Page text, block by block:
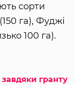
сорти
га), Фуджі
100 га).
завдяки гранту